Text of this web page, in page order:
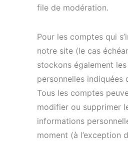
file de modération.
Pour les comptes qui
notre site (le cas
stockons également
personnelles indiquées
Tous les comptes
modifier ou supprimer
informations
moment (à l’exception